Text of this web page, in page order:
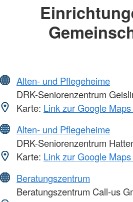
Alten- und Pflegeheime
DRK-Seniorenzentrum
Karte: Link zur Google
Alten- und Pflegeheime
DRK-Seniorenzentrum
Karte: Link zur Google
Beratungszentrum
Beratungszentrum Call-us